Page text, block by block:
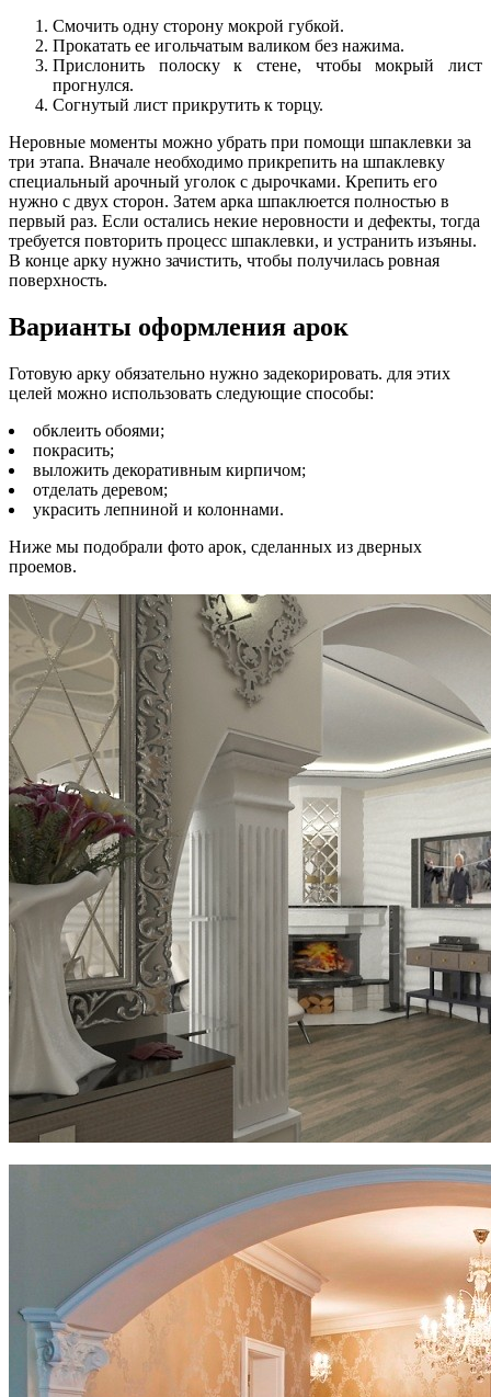
Смочить одну сторону мокрой губкой.
Прокатать ее игольчатым валиком без нажима.
Прислонить полоску к стене, чтобы мокрый лист
прогнулся.
Согнутый лист прикрутить к торцу.
Неровные моменты можно убрать при помощи шпаклевки за
три этапа. Вначале необходимо прикрепить на шпаклевку
специальный арочный уголок с дырочками. Крепить его
нужно с двух сторон. Затем арка шпаклюется полностью в
первый раз. Если остались некие неровности и дефекты, тогда
требуется повторить процесс шпаклевки, и устранить изъяны.
В конце арку нужно зачистить, чтобы получилась ровная
поверхность.
Варианты оформления арок
Готовую арку обязательно нужно задекорировать. для этих
целей можно использовать следующие способы:
обклеить обоями;
покрасить;
выложить декоративным кирпичом;
отделать деревом;
украсить лепниной и колоннами.
Ниже мы подобрали фото арок, сделанных из дверных
проемов.